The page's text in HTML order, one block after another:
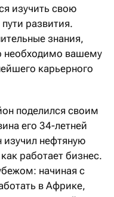
изучить свою
развития.
знания,
необходимо вашему
карьерного
поделился своим
его 34-летней
нефтяную
работает бизнес.
начиная с
в Африке,